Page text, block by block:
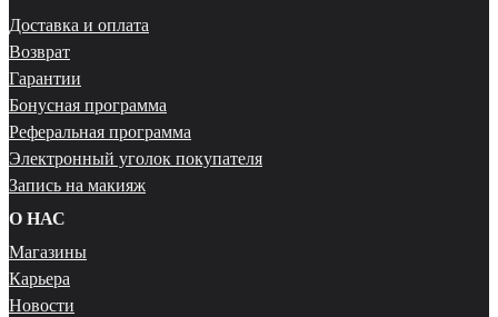
Доставка и оплата
Возврат
Гарантии
Бонусная программа
Реферальная программа
Электронный уголок покупателя
Запись на макияж
О НАС
Магазины
Карьера
Новости